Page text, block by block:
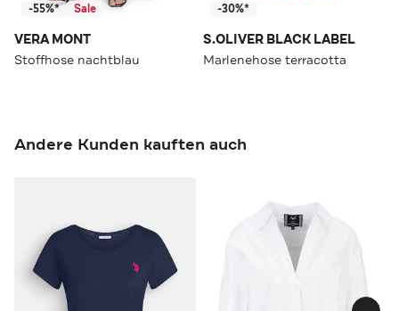
-55%* Sale
VERA MONT
Stoffhose nachtblau
-30%*
S.OLIVER BLACK LABEL
Marlenehose terracotta
Andere Kunden kauften auch